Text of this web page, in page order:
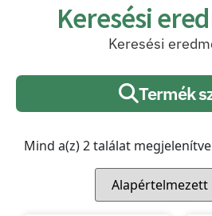
Keresési
Keresési
Termék
Mind a(z) 2 találat megjelenítve